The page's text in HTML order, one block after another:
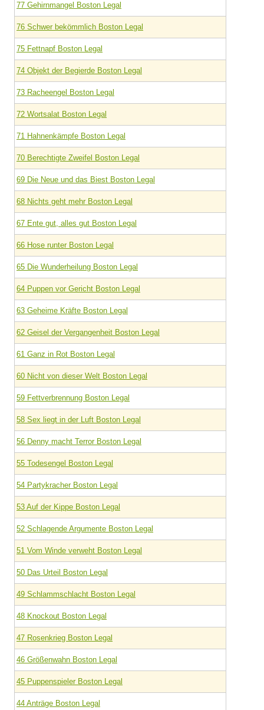
77 Gehirnmangel Boston Legal
76 Schwer bekömmlich Boston Legal
75 Fettnapf Boston Legal
74 Objekt der Begierde Boston Legal
73 Racheengel Boston Legal
72 Wortsalat Boston Legal
71 Hahnenkämpfe Boston Legal
70 Berechtigte Zweifel Boston Legal
69 Die Neue und das Biest Boston Legal
68 Nichts geht mehr Boston Legal
67 Ente gut, alles gut Boston Legal
66 Hose runter Boston Legal
65 Die Wunderheilung Boston Legal
64 Puppen vor Gericht Boston Legal
63 Geheime Kräfte Boston Legal
62 Geisel der Vergangenheit Boston Legal
61 Ganz in Rot Boston Legal
60 Nicht von dieser Welt Boston Legal
59 Fettverbrennung Boston Legal
58 Sex liegt in der Luft Boston Legal
56 Denny macht Terror Boston Legal
55 Todesengel Boston Legal
54 Partykracher Boston Legal
53 Auf der Kippe Boston Legal
52 Schlagende Argumente Boston Legal
51 Vom Winde verweht Boston Legal
50 Das Urteil Boston Legal
49 Schlammschlacht Boston Legal
48 Knockout Boston Legal
47 Rosenkrieg Boston Legal
46 Größenwahn Boston Legal
45 Puppenspieler Boston Legal
44 Anträge Boston Legal